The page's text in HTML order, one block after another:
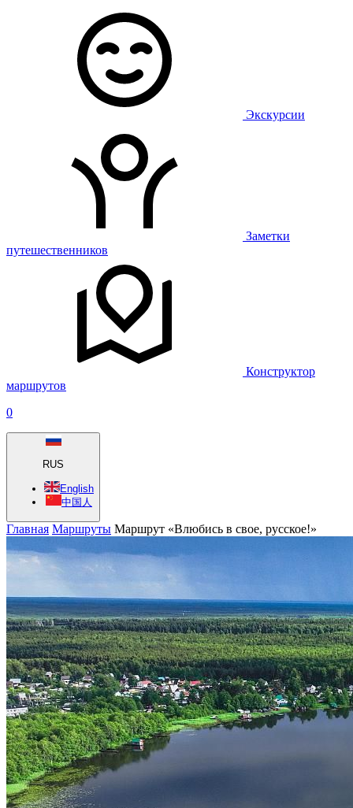
Экскурсии
Заметки
путешественников
Конструктор
маршрутов
0
RUS
English
中国人
Главная Маршруты Маршрут «Влюбись в свое, русское!»